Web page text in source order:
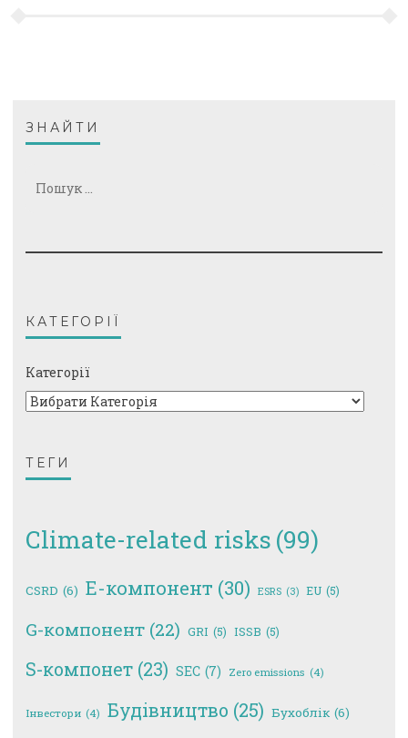
ЗНАЙТИ
КАТЕГОРІЇ
Категорії
ТЕГИ
Climate-related risks (99)
CSRD (6) E-компонент (30) ESRS (3) EU (5)
G-компонент (22) GRI (5) ISSB (5)
S-компонет (23) SEC (7) Zero emissions (4)
Інвестори (4) Будівництво (25) Бухоблік (6)